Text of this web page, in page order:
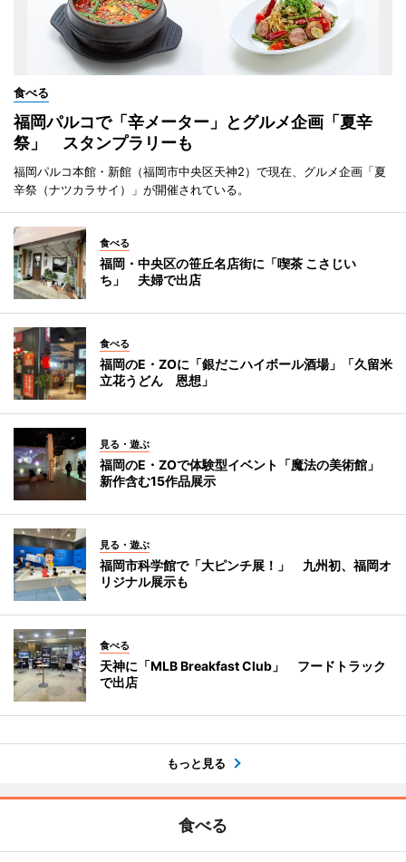
食べる
福岡パルコで「辛メーター」とグルメ企画「夏辛
祭」 スタンプラリーも
福岡パルコ本館・新館（福岡市中央区天神2）で現在、グルメ企画「夏
辛祭（ナツカラサイ）」が開催されている。
食べる
福岡・中央区の笹丘名店街に「喫茶 こさじい
ち」 夫婦で出店
食べる
福岡のE・ZOに「銀だこハイボール酒場」「久留米
立花うどん 恩想」
見る・遊ぶ
福岡のE・ZOで体験型イベント「魔法の美術館」
新作含む15作品展示
見る・遊ぶ
福岡市科学館で「大ピンチ展！」 九州初、福岡オ
リジナル展示も
食べる
天神に「MLB Breakfast Club」 フードトラック
で出店
もっと見る
食べる